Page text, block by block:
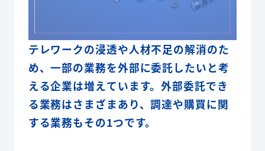
テレワークの浸透や人材不足の解消のた
め、一部の業務を外部に委託したいと考
える企業は増えています。外部委託でき
る業務はさまざまあり、調達や購買に関
する業務もその1つです。